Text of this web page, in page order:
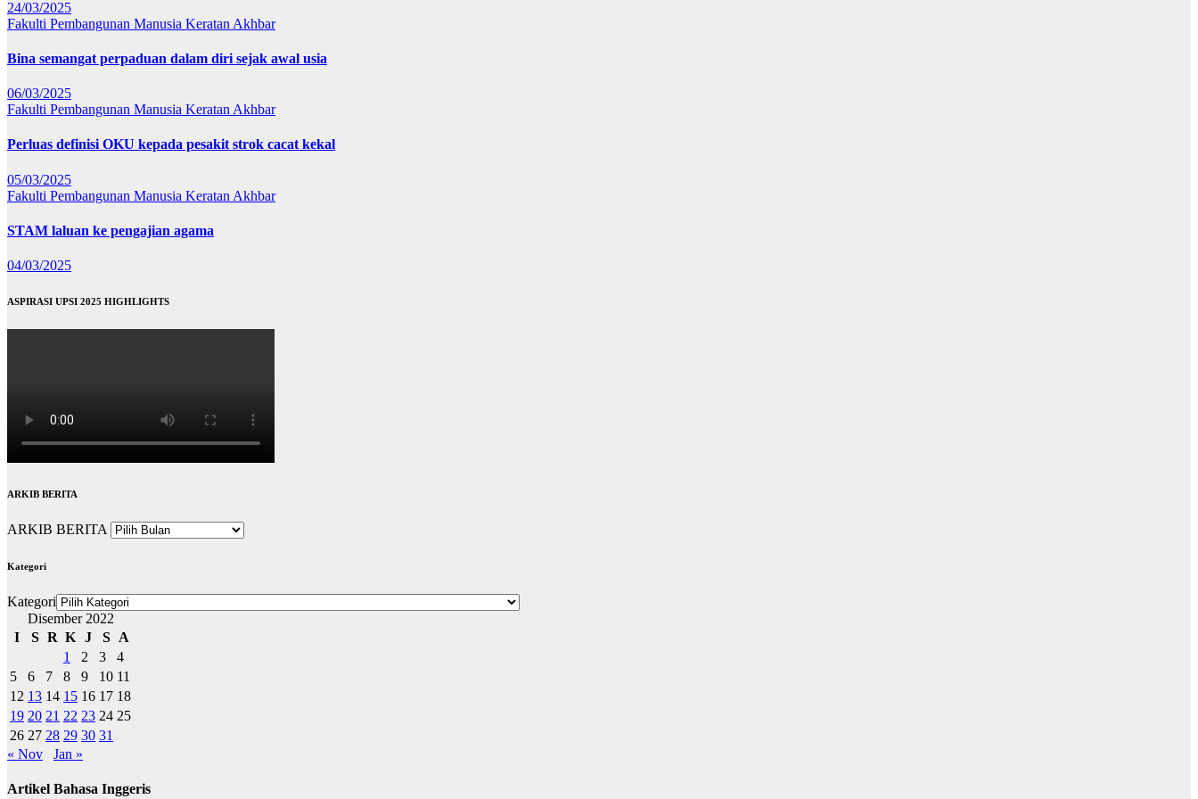
24/03/2025
Fakulti Pembangunan Manusia Keratan Akhbar
Bina semangat perpaduan dalam diri sejak awal usia
06/03/2025
Fakulti Pembangunan Manusia Keratan Akhbar
Perluas definisi OKU kepada pesakit strok cacat kekal
05/03/2025
Fakulti Pembangunan Manusia Keratan Akhbar
STAM laluan ke pengajian agama
04/03/2025
ASPIRASI UPSI 2025 HIGHLIGHTS
ARKIB BERITA
ARKIB BERITA
Kategori
Kategori
Disember 2022
I
S R K J S
A
1
2 3
4
5
6 7 8 9 10 11
12 13 14 15 16 17 18
19 20 21 22 23 24 25
26 27 28 29 30 31
« Nov
Jan »
Artikel Bahasa Inggeris